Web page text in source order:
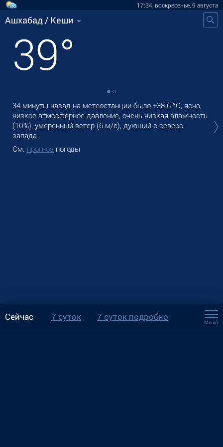
17:34, воскресенье, 9 августа
Ашхабад / Кеши
39°
34 минуты назад на метеостанции было +38.6 °C, ясно,
низкое атмосферное давление, очень низкая влажность
(10%), умеренный ветер (6 м/с), дующий с северо-
запада.
См. прогноз погоды
Сейчас 7 суток 7 суток подробно
Меню